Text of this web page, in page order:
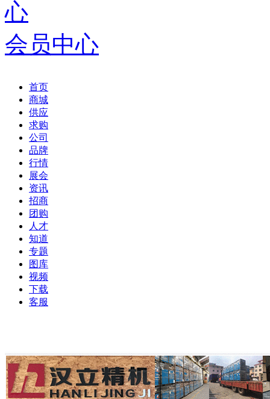
会员中心
首页
商城
供应
求购
公司
品牌
行情
展会
资讯
招商
团购
人才
知道
专题
图库
视频
下载
客服